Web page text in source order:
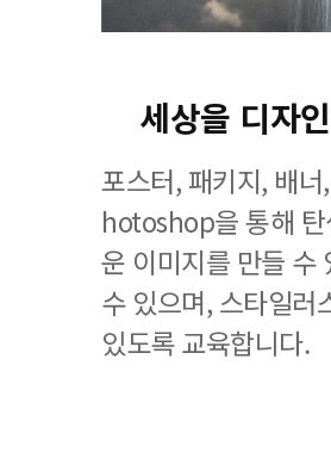
세상을 디자
포스터, 패키지, 배
hotoshop을 통해 탄
운 이미지를 만들 수
수 있으며, 스타일러
있도록 교육합니다.